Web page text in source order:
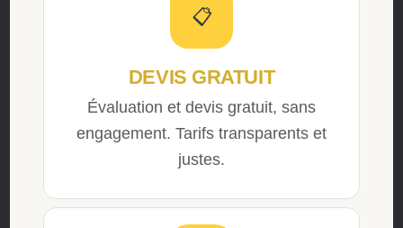
📋
DEVIS GRATUIT
Évaluation et devis gratuit, sans
engagement. Tarifs transparents et
justes.